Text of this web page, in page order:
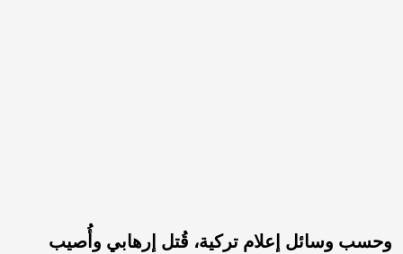
وحسب وسائل إعلام تركية، قُتل إرهابي وأُصيب